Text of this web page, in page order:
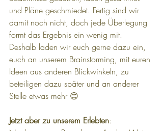
und Pläne geschmiedet. Fertig sind wir
damit noch nicht, doch jede Überlegung
formt das Ergebnis ein wenig mit.
Deshalb laden wir euch gerne dazu ein,
euch an unserem Brainstorming, mit euren
Ideen aus anderen Blickwinkeln, zu
beteiligen dazu später und an anderer
Stelle etwas mehr 😊
Jetzt aber zu unserem Erlebten: